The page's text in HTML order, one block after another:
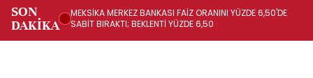
SON
DAKİKA
MEKSİKA MERKEZ BANKASI FAİZ ORANINI YÜZDE 6,50'DE
SABİT BIRAKTI; BEKLENTİ YÜZDE 6,50